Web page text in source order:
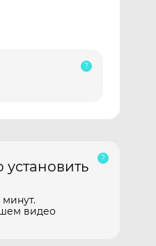
установить
минут.
видео